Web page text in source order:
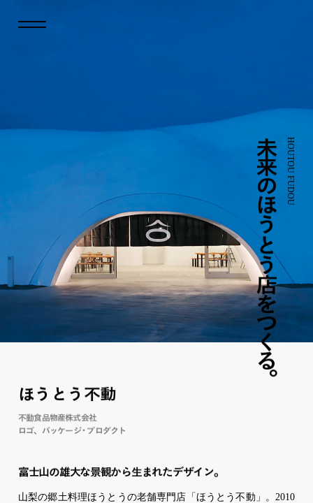
HOUTOU FUDOU
未
来
の
ほ
う
と
う
店
を
つ
く
る
。
ほう と う 不動
不動食品物産株式会社
ロゴ パッケー ジ・ プロダク ト
富士山の雄大な景観から生まれたデザイン。
山梨の郷土料理ほうとうの老舗専門店「ほうとう不動」。2010